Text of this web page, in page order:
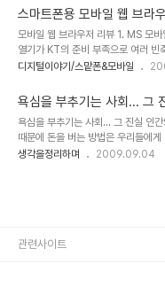
수의 민초들을 옭아매는 방..
된 연예인들의 광고에 대한 사항입
들의 너무도 많은 수입에 대하여 그
물론 그들이 말하는 것 처럼 자신의
의 고충을 상쇄하는 의미로써의 반
생각해 볼 여지가 있다고는 생각합니
각부터가 잘못된 출발이 아닌가 생각
스마트폰용 모바일 웹 브라
까?
모바일 웹 브라우저 리뷰 1. MS 모
열기가 KT의 준비 부족으로 여러 빈
관심 만큼 그 불협화음도 적지 않았
을 줄 모르는 듯 합니다. 그리고 이제
랬듯이 서서히 우리나라도 스마트폰
있어 보입니다. ▲ 과거 데스크탑 PC
바일로 한다! 그렇습니다. 이제 스마
시작되고 있는 겁니다. 그렇다면, 모
디지털이야기/스맡폰&모바일
욕심을 부추기는 사회... 그
욕심을 부추기는 사회... 그 진실 인
때문에 돈을 버는 방법은 우리들에
다. 그러한 부추김은 우리들이 돈을
명에 익숙해진 대중들 역시 그렇게
생각을정리하며 2009.09.04
관련사이트